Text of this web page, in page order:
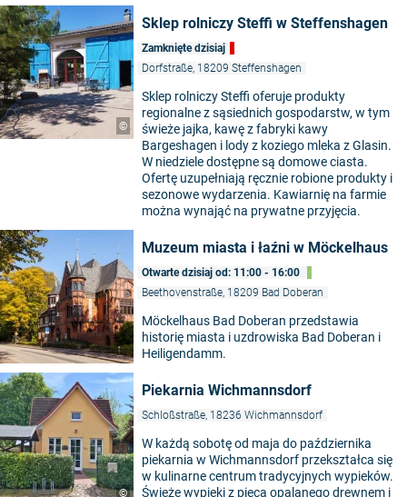
©
Sklep rolniczy Steffi w Steffenshagen
Zamknięte dzisiaj
Dorfstraße, 18209 Steffenshagen
Sklep rolniczy Steffi oferuje produkty
regionalne z sąsiednich gospodarstw, w tym
świeże jajka, kawę z fabryki kawy
Bargeshagen i lody z koziego mleka z Glasin.
W niedziele dostępne są domowe ciasta.
Ofertę uzupełniają ręcznie robione produkty i
sezonowe wydarzenia. Kawiarnię na farmie
można wynająć na prywatne przyjęcia.
Muzeum miasta i łaźni w Möckelhaus
Otwarte dzisiaj od: 11:00 - 16:00
Beethovenstraße, 18209 Bad Doberan
Möckelhaus Bad Doberan przedstawia
historię miasta i uzdrowiska Bad Doberan i
Heiligendamm.
©
Piekarnia Wichmannsdorf
Schloßstraße, 18236 Wichmannsdorf
W każdą sobotę od maja do października
piekarnia w Wichmannsdorf przekształca się
w kulinarne centrum tradycyjnych wypieków.
Świeże wypieki z pieca opalanego drewnem i